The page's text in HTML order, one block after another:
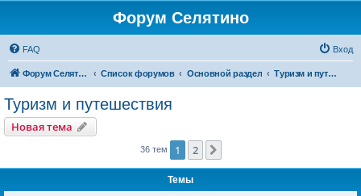
Форум Селятино
FAQ Вход
Форум Селятино Список форумов Основной раздел Туризм и путешествия
Туризм и путешествия
Новая тема
36 тем 1 2
Темы